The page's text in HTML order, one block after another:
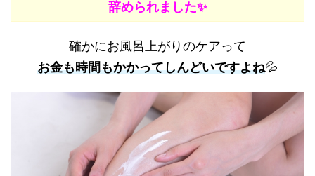
辞められました✨
確かにお風呂上がりのケアって
お金も時間もかかってしんどいですよね💦